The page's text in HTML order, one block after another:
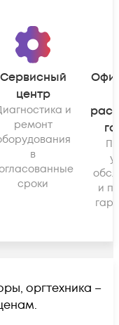
Сервисный
центр
и
ремонт
в
сроки
и
оргтехника –